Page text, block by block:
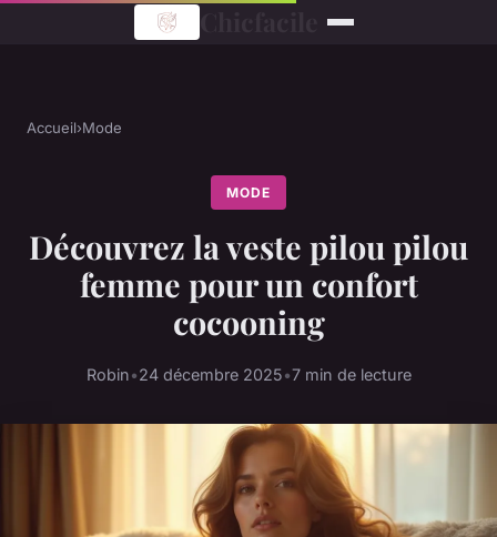
Accueil›Mode
MODE
Découvrez la veste pilou pilou
femme pour un confort
cocooning
Robin•24 décembre 2025•7 min de lecture